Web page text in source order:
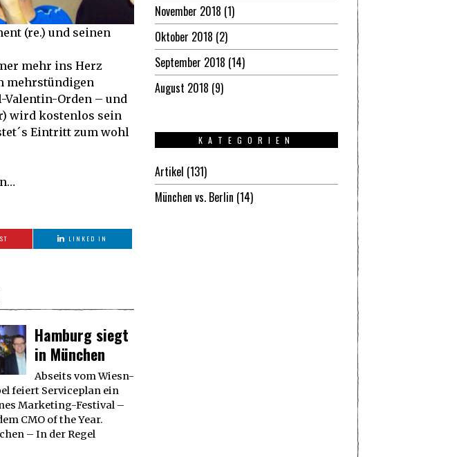
(re.) und seinen
mehr ins Herz
mehrstündigen
Valentin-Orden – und
wird kostenlos sein
Eintritt zum wohl
LINKED IN
Hamburg siegt
in München
Abseits vom Wiesn-
feiert Serviceplan ein
Marketing-Festival –
CMO of the Year.
– In der Regel
November 2018 (1)
Oktober 2018 (2)
September 2018 (14)
August 2018 (9)
KATEGORIEN
Artikel (131)
München vs. Berlin (14)